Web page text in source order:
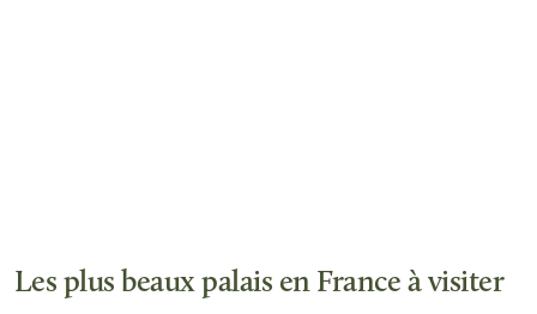
Les plus beaux palais en France à visiter